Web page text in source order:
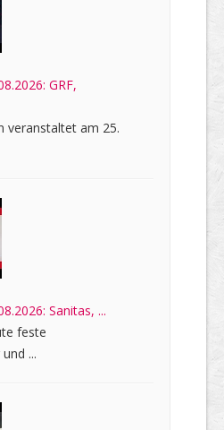
GRF,
veranstaltet am 25.
Sanitas, ...
feste
...